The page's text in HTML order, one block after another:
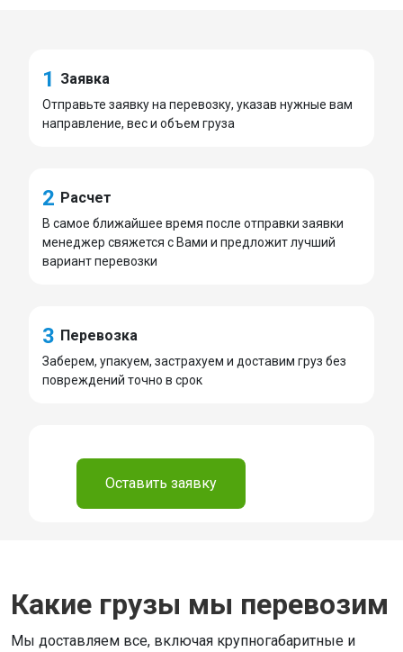
1 Заявка
Отправьте заявку на перевозку, указав нужные вам
направление, вес и объем груза
2 Расчет
В самое ближайшее время после отправки заявки
менеджер свяжется с Вами и предложит лучший
вариант перевозки
3 Перевозка
Заберем, упакуем, застрахуем и доставим груз без
повреждений точно в срок
Оставить заявку
Какие грузы мы перевозим
Мы доставляем все, включая крупногабаритные и